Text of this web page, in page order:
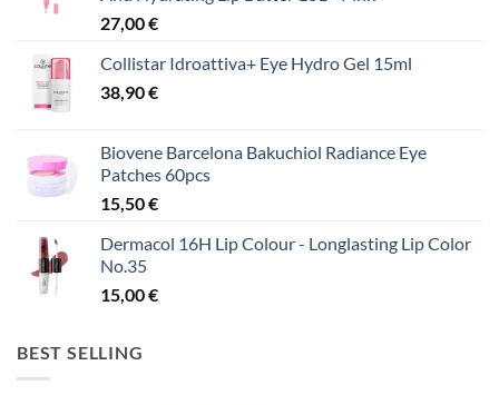
27,00€
Collistar Idroattiva+ Eye Hydro Gel 15ml
38,90€
Biovene Barcelona Bakuchiol Radiance Eye
Patches 60pcs
15,50€
Dermacol 16H Lip Colour - Longlasting Lip Color
No.35
15,00€
BEST SELLING